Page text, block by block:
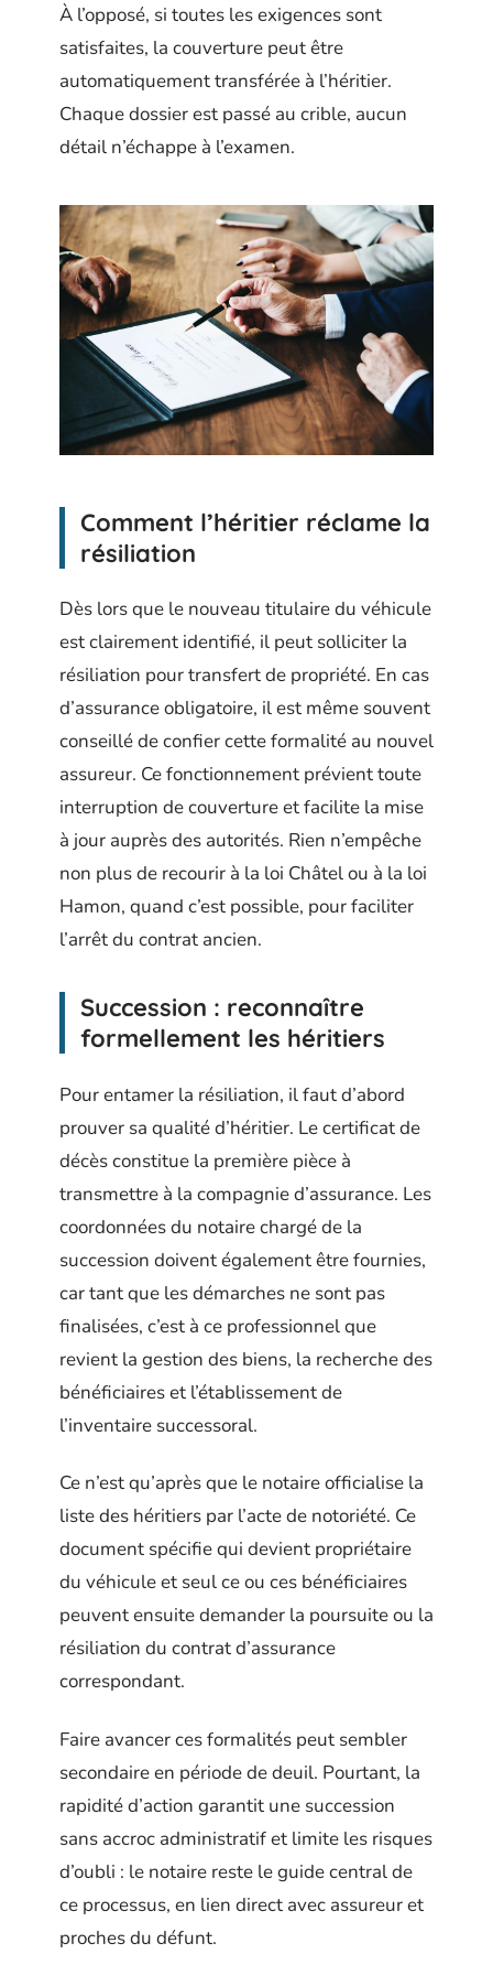
À l’opposé, si toutes les exigences sont
satisfaites, la couverture peut être
automatiquement transférée à l’héritier.
Chaque dossier est passé au crible, aucun
détail n’échappe à l’examen.
Comment l’héritier réclame la
résiliation
Dès lors que le nouveau titulaire du véhicule
est clairement identifié, il peut solliciter la
résiliation pour transfert de propriété. En cas
d’assurance obligatoire, il est même souvent
conseillé de confier cette formalité au nouvel
assureur. Ce fonctionnement prévient toute
interruption de couverture et facilite la mise
à jour auprès des autorités. Rien n’empêche
non plus de recourir à la loi Châtel ou à la loi
Hamon, quand c’est possible, pour faciliter
l’arrêt du contrat ancien.
Succession : reconnaître
formellement les héritiers
Pour entamer la résiliation, il faut d’abord
prouver sa qualité d’héritier. Le certificat de
décès constitue la première pièce à
transmettre à la compagnie d’assurance. Les
coordonnées du notaire chargé de la
succession doivent également être fournies,
car tant que les démarches ne sont pas
finalisées, c’est à ce professionnel que
revient la gestion des biens, la recherche des
bénéficiaires et l’établissement de
l’inventaire successoral.
Ce n’est qu’après que le notaire officialise la
liste des héritiers par l’acte de notoriété. Ce
document spécifie qui devient propriétaire
du véhicule et seul ce ou ces bénéficiaires
peuvent ensuite demander la poursuite ou la
résiliation du contrat d’assurance
correspondant.
Faire avancer ces formalités peut sembler
secondaire en période de deuil. Pourtant, la
rapidité d’action garantit une succession
sans accroc administratif et limite les risques
d’oubli : le notaire reste le guide central de
ce processus, en lien direct avec assureur et
proches du défunt.